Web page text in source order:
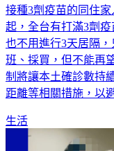
接種3劑疫苗的同住家
起，全台有打滿3劑疫
也不用進行3天居隔
班、採買，但不能再
制將讓本土確診數持
距離等相關措施，以
生活